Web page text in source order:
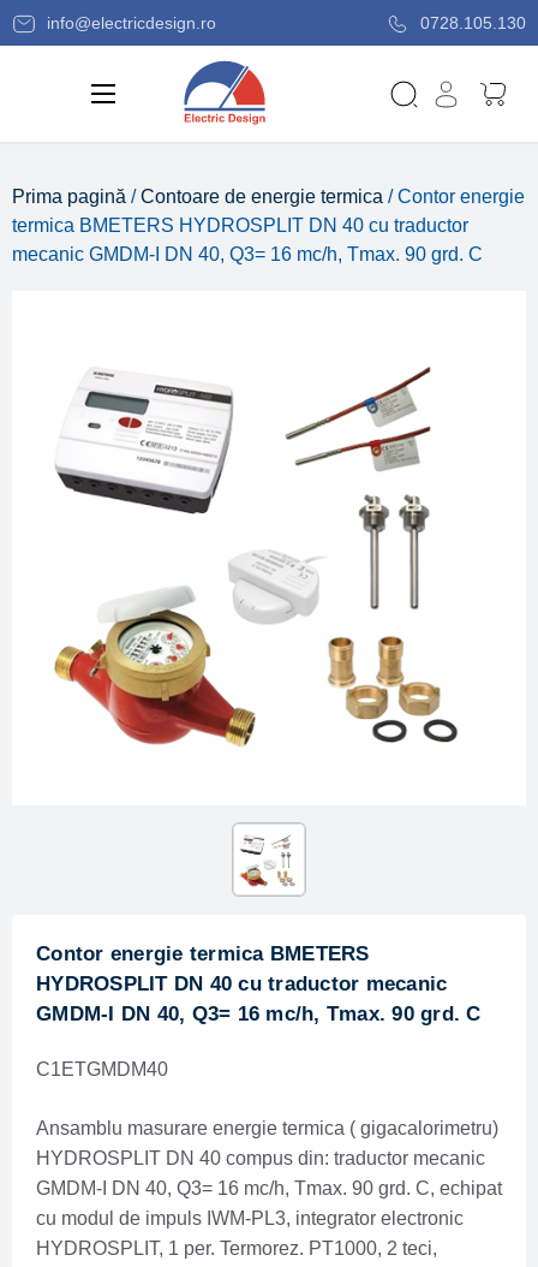
info@electricdesign.ro 0728.105.130
Prima pagină /Contoare de energie termica / Contor energie
termica BMETERS HYDROSPLIT DN 40 cu traductor
mecanic GMDM-I DN 40, Q3= 16 mc/h, Tmax. 90 grd. C
Contor energie termica BMETERS
HYDROSPLIT DN 40 cu traductor mecanic
GMDM-I DN 40, Q3= 16 mc/h, Tmax. 90 grd. C
C1ETGMDM40
Ansamblu masurare energie termica ( gigacalorimetru)
HYDROSPLIT DN 40 compus din: traductor mecanic
GMDM-I DN 40, Q3= 16 mc/h, Tmax. 90 grd. C, echipat
cu modul de impuls IWM-PL3, integrator electronic
HYDROSPLIT, 1 per. Termorez. PT1000, 2 teci,